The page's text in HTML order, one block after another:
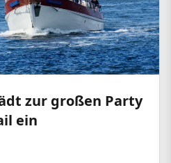
zur großen Party
ein